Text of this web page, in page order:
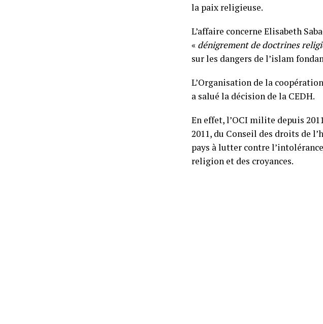
la paix religieuse.
L’affaire concerne Elisabeth
« dénigrement de doctrines
sur les dangers de l’islam
L’Organisation de la
a salué la décision de la CEDH.
En effet, l’OCI milite depuis
2011, du Conseil des droits de
pays à lutter contre
religion et des croyances.